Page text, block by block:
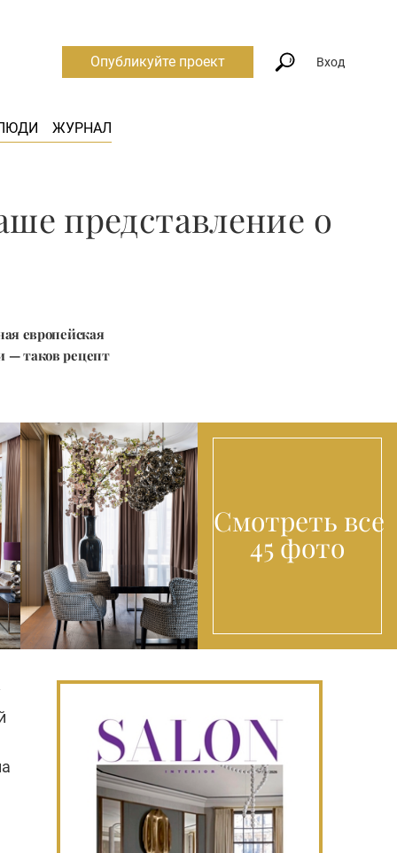
ЖУРНАЛ
Опубликуйте проект Вход
представление о
европейская
— таков рецепт
Смотреть все
45 фото